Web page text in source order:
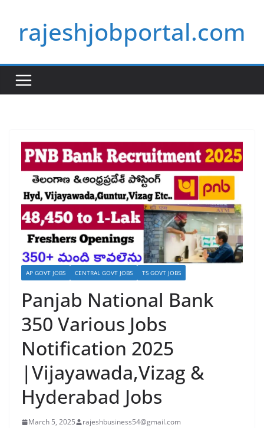
contentrajeshjobportal.com
AP GOVT JOBS CENTRAL GOVT JOBS TS GOVT JOBS
Panjab National Bank
350 Various Jobs
Notification 2025
|Vijayawada,Vizag &
Hyderabad Jobs
March 5, 2025 rajeshbusiness54@gmail.com